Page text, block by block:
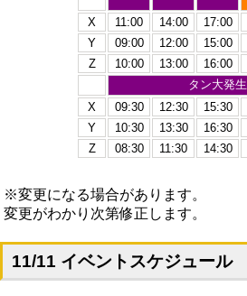
X 11:00 14:00 17:00
Y
09:00 12:00 15:00
Z
10:00 13:00 16:00
タン大発生
X
09:30 12:30 15:30
Y
10:30 13:30 16:30
Z
08:30 11:30 14:30
※変更になる場合があります。
変更がわかり次第修正します。
11/11 イベントスケジュール